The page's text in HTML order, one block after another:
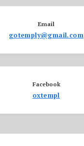
Email
gotemply@gmail.com
Facebook
oxtempl